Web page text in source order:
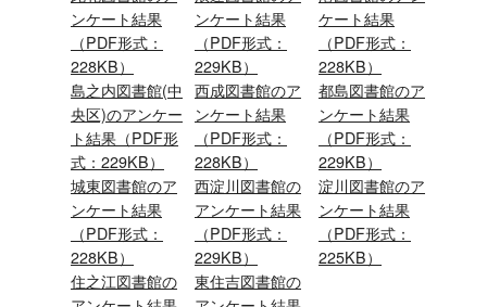
ンケート結果
（PDF形式：
228KB）
島之内図書館(中
央区)のアンケー
ト結果 （PDF形
式：229KB）
城東図書館のア
ンケート結果
（PDF形式：
228KB）
住之江図書館の
ンケート結果
（PDF形式：
229KB）
西成図書館のア
ンケート結果
（PDF形式：
228KB）
西淀川図書館の
アンケート結果
（PDF形式：
229KB）
東住吉図書館の
ケート結果
（PDF形式：
228KB）
都島図書館のア
ンケート結果
（PDF形式：
229KB）
淀川図書館のア
ンケート結果
（PDF形式：
225KB）